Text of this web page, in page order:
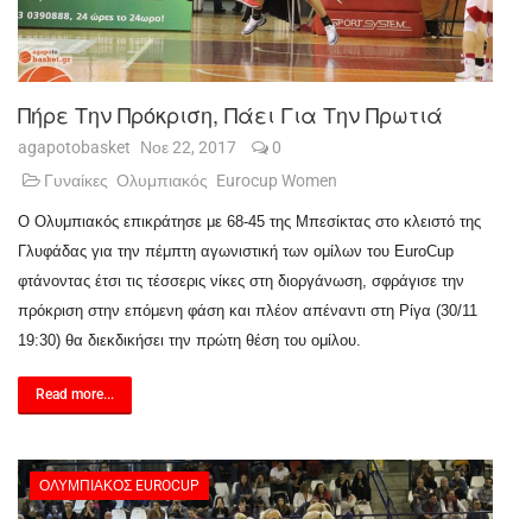
Πήρε Την Πρόκριση, Πάει Για Την Πρωτιά
agapotobasket Νοε 22, 2017
0
Γυναίκες Ολυμπιακός Eurocup Women
Ο Ολυμπιακός επικράτησε με 68-45 της Μπεσίκτας στο κλειστό της
Γλυφάδας για την πέμπτη αγωνιστική των ομίλων του EuroCup
φτάνοντας έτσι τις τέσσερις νίκες στη διοργάνωση, σφράγισε την
πρόκριση στην επόμενη φάση και πλέον απέναντι στη Ρίγα (30/11
19:30) θα διεκδικήσει την πρώτη θέση του ομίλου.
Read more...
ΟΛΥΜΠΙΑΚΌΣ EUROCUP